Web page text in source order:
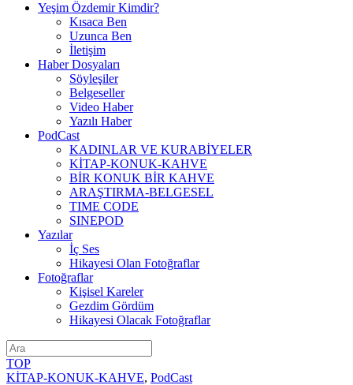
Yeşim Özdemir Kimdir?
Kısaca Ben
Uzunca Ben
İletişim
Haber Dosyaları
Söyleşiler
Belgeseller
Video Haber
Yazılı Haber
PodCast
KADINLAR VE KURABİYELER
KİTAP-KONUK-KAHVE
BİR KONUK BİR KAHVE
ARAŞTIRMA-BELGESEL
TIME CODE
SINEPOD
Yazılar
İç Ses
Hikayesi Olan Fotoğraflar
Fotoğraflar
Kişisel Kareler
Gezdim Gördüm
Hikayesi Olacak Fotoğraflar
TOP
KİTAP-KONUK-KAHVE, PodCast